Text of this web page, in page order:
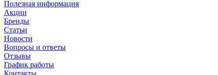
Полезная информация
Акции
Бренды
Статьи
Новости
Вопросы и ответы
Отзывы
График работы
Контакты